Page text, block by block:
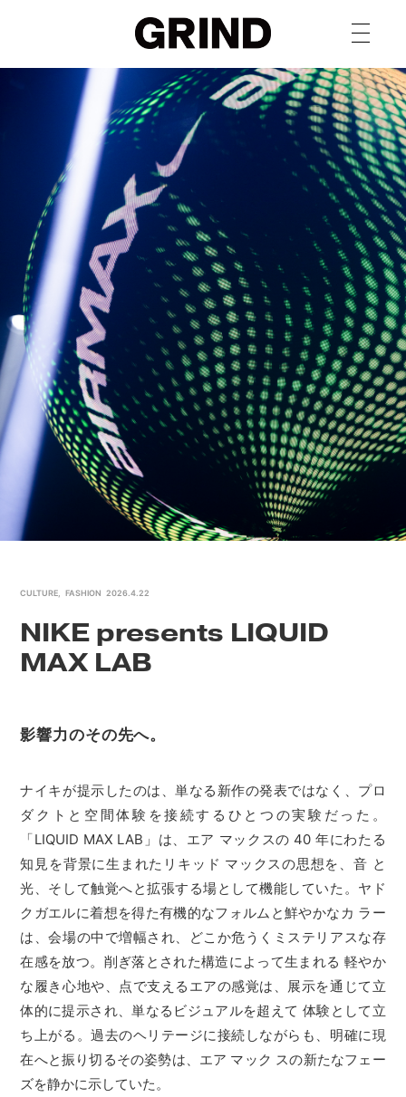
CULTURE ,FASHION 2026.4.22
NIKE presents LIQUID
MAX LAB
影響力のその先へ。
ナイキが提示したのは、単なる新作の発表ではなく、プロ
ダクトと空間体験を接続するひとつの実験だった。
「LIQUID MAX LAB」は、エア マックスの 40 年にわたる
知見を背景に生まれたリキッド マックスの思想を、音 と
光、そして触覚へと拡張する場として機能していた。ヤド
クガエルに着想を得た有機的なフォルムと鮮やかなカ ラー
は、会場の中で増幅され、どこか危うくミステリアスな存
在感を放つ。削ぎ落とされた構造によって生まれる 軽やか
な履き心地や、点で支えるエアの感覚は、展示を通じて立
体的に提示され、単なるビジュアルを超えて 体験として立
ち上がる。過去のヘリテージに接続しながらも、明確に現
在へと振り切るその姿勢は、エア マック スの新たなフェー
ズを静かに示していた。